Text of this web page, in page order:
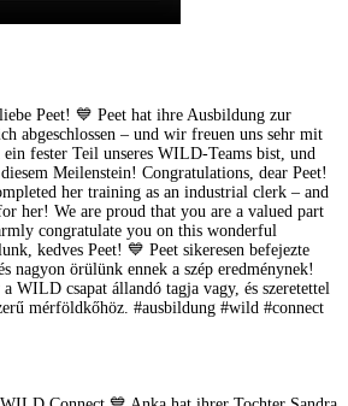
Peet! 💙 Peet hat ihre Ausbildung zur
abgeschlossen – und wir freuen uns sehr mit
fester Teil unseres WILD-Teams bist, und
Meilenstein! Congratulations, dear Peet!
her training as an industrial clerk – and
her! We are proud that you are a valued part
congratulate you on this wonderful
kedves Peet! 💙 Peet sikeresen befejezte
nagyon örülünk ennek a szép eredménynek!
WILD csapat állandó tagja vagy, és szeretettel
mérföldkőhöz. #ausbildung #wild #connect